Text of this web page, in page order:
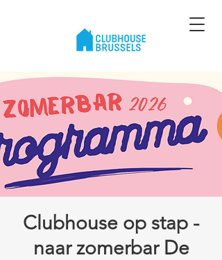
Clubhouse op stap -
naar zomerbar De